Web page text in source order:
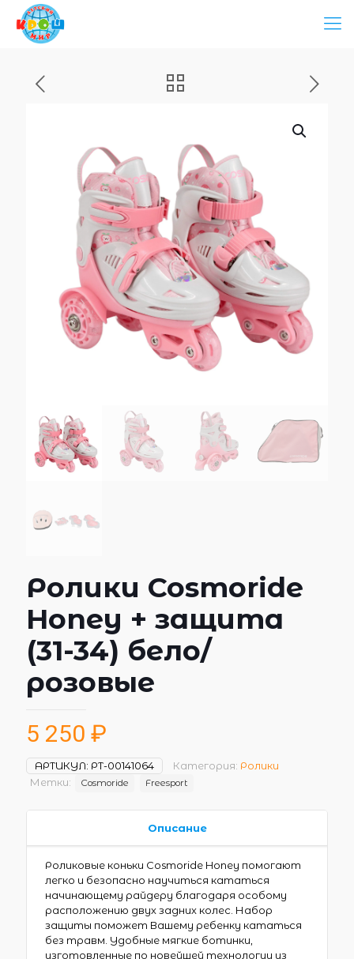
Ролики Cosmoride
Honey + защита
(31-34) бело/
розовые
5 250 ₽
АРТИКУЛ: РТ-00141064 Категория: Ролики
Метки:
Cosmoride Freesport
Описание
Роликовые коньки Cosmoride Honey помогают
легко и безопасно научиться кататься
начинающему райдеру благодаря особому
расположению двух задних колес. Набор
защиты поможет Вашему ребенку кататься
без травм. Удобные мягкие ботинки,
изготовленные по новейшей технологии из